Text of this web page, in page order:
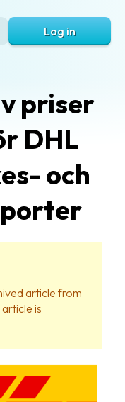
Log in
priser
DHL
och
article from
is